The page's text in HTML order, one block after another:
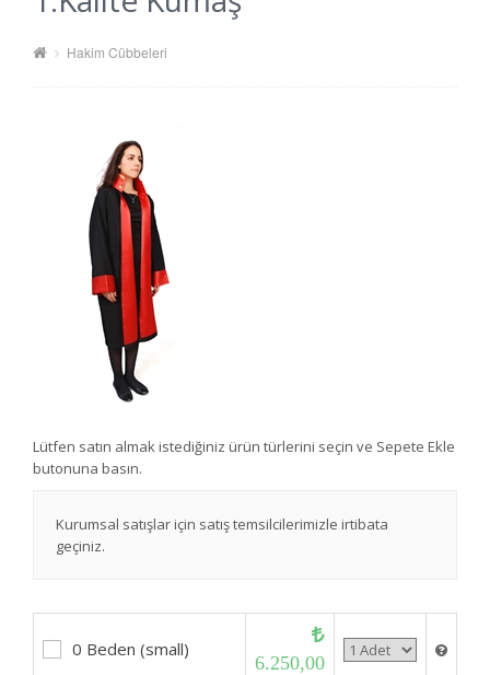
Hakim Cübbeleri
Lütfen satın almak istediğiniz ürün türlerini seçin ve Sepete Ekle
butonuna basın.
Kurumsal satışlar için satış temsilcilerimizle irtibata
geçiniz.
0 Beden (small)
6.250,00